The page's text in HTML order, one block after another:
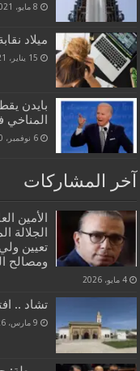
8 مايو، 2021
ميلاد
15 يناير، 2021
بايدن
المناخي
6 نوفمبر، 2020
آخر المشاركات
الأمين
الجلالة
تعيين
ومصالح
4 مايو، 2026
تشاد ..
9 مارس، 2026